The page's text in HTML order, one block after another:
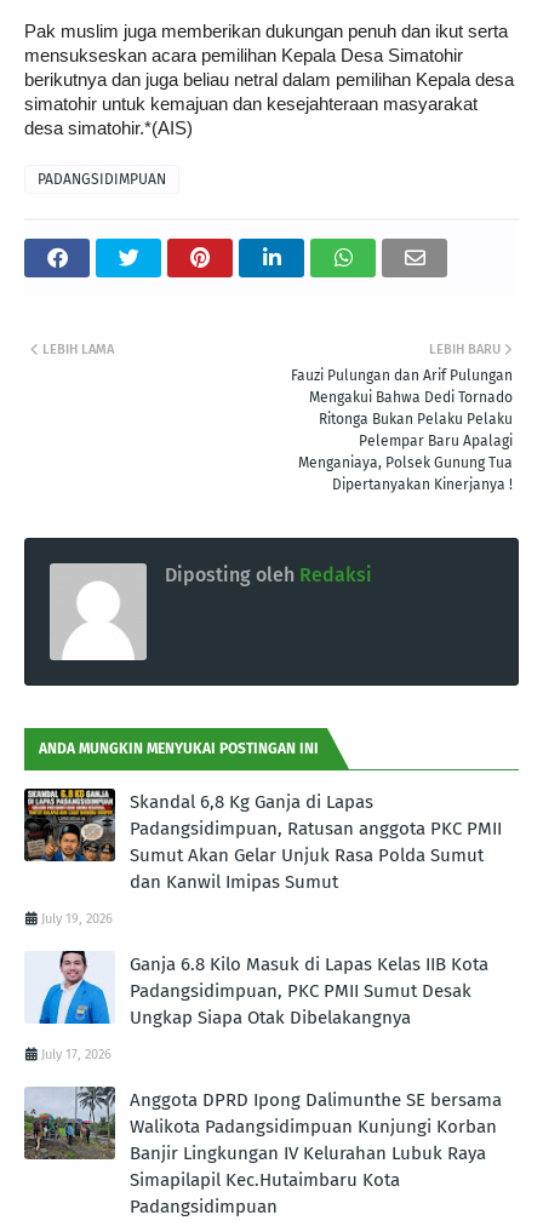
Pak muslim juga memberikan dukungan penuh dan ikut serta
mensukseskan acara pemilihan Kepala Desa Simatohir
berikutnya dan juga beliau netral dalam pemilihan Kepala desa
simatohir untuk kemajuan dan kesejahteraan masyarakat
desa simatohir.*(AIS)
PADANGSIDIMPUAN
LEBIH BARU
Fauzi Pulungan dan Arif Pulungan
Mengakui Bahwa Dedi Tornado
Ritonga Bukan Pelaku Pelaku
Pelempar Baru Apalagi
Menganiaya, Polsek Gunung Tua
Dipertanyakan Kinerjanya !
LEBIH LAMA
Diposting oleh Redaksi
ANDA MUNGKIN MENYUKAI POSTINGAN INI
Skandal 6,8 Kg Ganja di Lapas
Padangsidimpuan, Ratusan anggota PKC PMII
Sumut Akan Gelar Unjuk Rasa Polda Sumut
dan Kanwil Imipas Sumut
July 19, 2026
Ganja 6.8 Kilo Masuk di Lapas Kelas IIB Kota
Padangsidimpuan, PKC PMII Sumut Desak
Ungkap Siapa Otak Dibelakangnya
July 17, 2026
Anggota DPRD Ipong Dalimunthe SE bersama
Walikota Padangsidimpuan Kunjungi Korban
Banjir Lingkungan IV Kelurahan Lubuk Raya
Simapilapil Kec.Hutaimbaru Kota
Padangsidimpuan